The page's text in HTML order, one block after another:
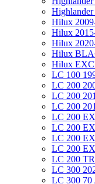
Highlander
Hilux
Hilux
Hilux
Hilux
Hilux
LC 100
LC 200
LC 200
LC 200
LC 200
LC 200
LC 200
LC 200
LC 200
LC 300
LC 300 70